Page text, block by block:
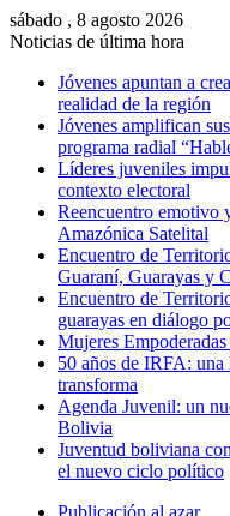
sábado , 8 agosto 2026
Noticias de última hora
Jóvenes apuntan a
realidad de la región
Jóvenes amplifican
programa radial
Líderes juveniles
contexto electoral
Reencuentro emotivo
Amazónica Satelital
Encuentro de
Guaraní, Guarayas y
Encuentro de
guarayas en diálogo
Mujeres
50 años de IRFA:
transforma
Agenda Juvenil: un
Bolivia
Juventud boliviana
el nuevo ciclo político
Publicación al azar